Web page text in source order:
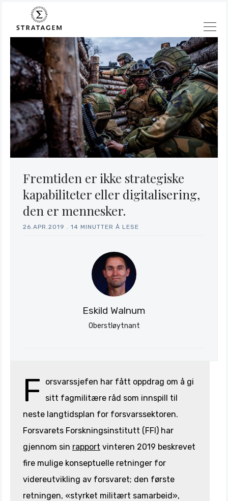
Fremtiden er ikke strategiske
kapabiliteter eller digitalisering,
den er mennesker.
26.APR.2019 14 MINUTTER Å LESE
Eskild Walnum
Oberstløytnant
F
orsvarssjefen har fått oppdrag om å gi
sitt fagmilitære råd som innspill til
neste langtidsplan for forsvarssektoren.
Forsvarets Forskningsinstitutt (FFI) har
gjennom sin rapport vinteren 2019 beskrevet
fire mulige konseptuelle retninger for
videreutvikling av forsvaret; den første
retningen, «styrket militært samarbeid»,